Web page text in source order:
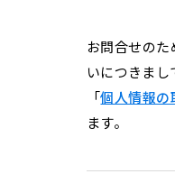
お問合せの
いにつきまし
「個人情報の
ます。